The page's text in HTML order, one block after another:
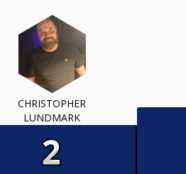
CHRISTOPHER
LUNDMARK